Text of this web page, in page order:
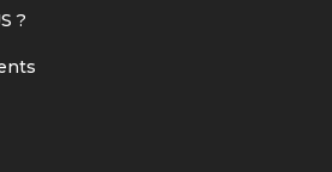
?